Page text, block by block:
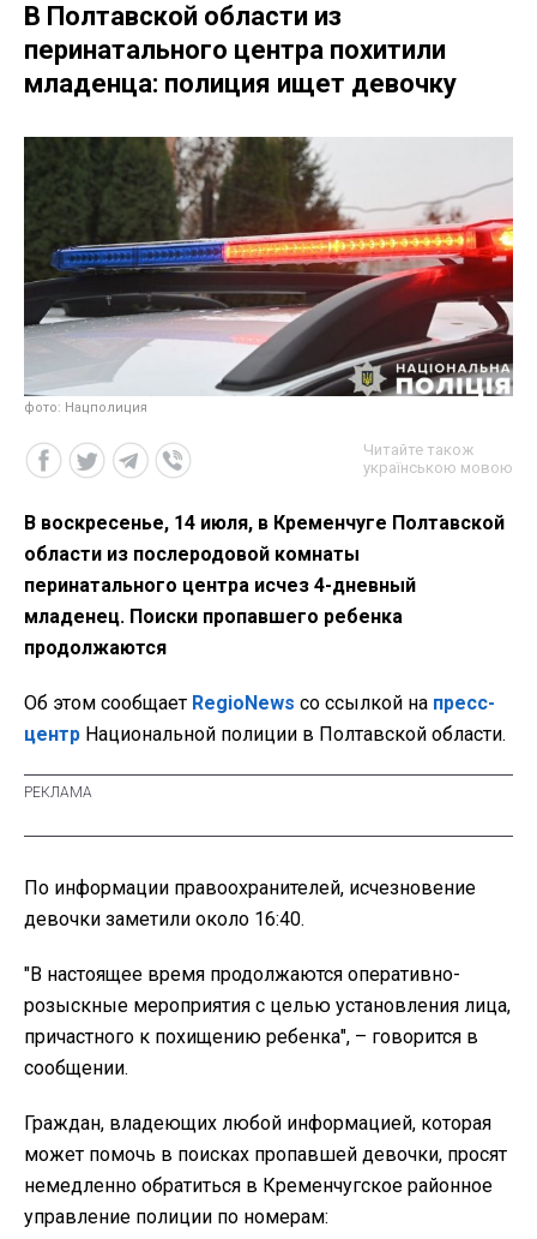
В Полтавской области из
перинатального центра похитили
младенца: полиция ищет девочку
фото: Нацполиция
Читайте також
українською мовою
В воскресенье, 14 июля, в Кременчуге Полтавской
области из послеродовой комнаты
перинатального центра исчез 4-дневный
младенец. Поиски пропавшего ребенка
продолжаются
Об этом сообщает RegioNews со ссылкой на пресс-
центр Национальной полиции в Полтавской области.
По информации правоохранителей, исчезновение
девочки заметили около 16:40.
"В настоящее время продолжаются оперативно-
розыскные мероприятия с целью установления лица,
причастного к похищению ребенка", – говорится в
сообщении.
Граждан, владеющих любой информацией, которая
может помочь в поисках пропавшей девочки, просят
немедленно обратиться в Кременчугское районное
управление полиции по номерам: